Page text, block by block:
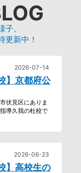
、
更新中！
2026-07-14
】京都府公
伏見区にありま
導久我の杜校で
2026-06-23
】高校生の